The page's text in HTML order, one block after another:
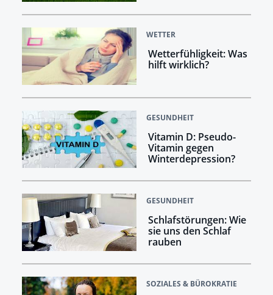
WETTER
Wetterfühligkeit: Was
hilft wirklich?
GESUNDHEIT
Vitamin D: Pseudo-
Vitamin gegen
Winterdepression?
GESUNDHEIT
Schlafstörungen: Wie
sie uns den Schlaf
rauben
SOZIALES & BÜROKRATIE